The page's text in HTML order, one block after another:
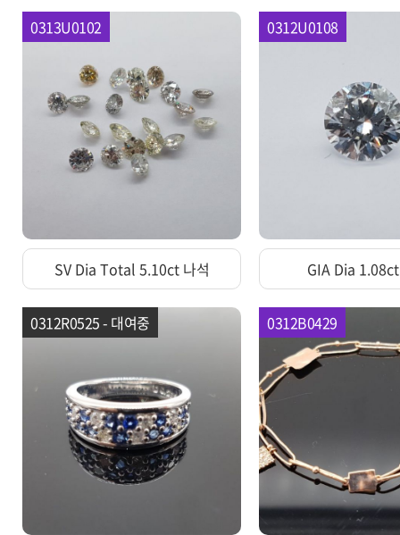
0313U0102
SV Dia Total 5.10ct 나석
0312U0108
GIA Dia
0312R0525 - 대여중 0312B0429